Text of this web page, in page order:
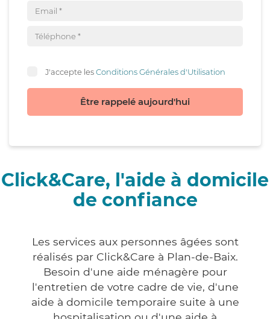
J'accepte lesConditions Générales d'Utilisation
Être rappelé aujourd'hui
Click&Care, l'aide à domicile
de confiance
Les services aux personnes âgées sont
réalisés par Click&Care à Plan-de-Baix.
Besoin d'une aide ménagère pour
l'entretien de votre cadre de vie, d'une
aide à domicile temporaire suite à une